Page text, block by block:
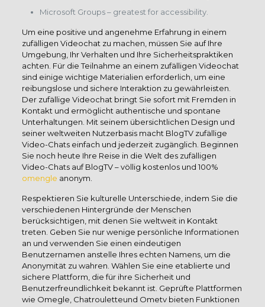
Microsoft Groups – greatest for accessibility.
Um eine positive und angenehme Erfahrung in einem
zufälligen Videochat zu machen, müssen Sie auf Ihre
Umgebung, Ihr Verhalten und Ihre Sicherheitspraktiken
achten. Für die Teilnahme an einem zufälligen Videochat
sind einige wichtige Materialien erforderlich, um eine
reibungslose und sichere Interaktion zu gewährleisten.
Der zufällige Videochat bringt Sie sofort mit Fremden in
Kontakt und ermöglicht authentische und spontane
Unterhaltungen. Mit seinem übersichtlichen Design und
seiner weltweiten Nutzerbasis macht BlogTV zufällige
Video-Chats einfach und jederzeit zugänglich. Beginnen
Sie noch heute Ihre Reise in die Welt des zufälligen
Video-Chats auf BlogTV – völlig kostenlos und 100%
omengle anonym.
Respektieren Sie kulturelle Unterschiede, indem Sie die
verschiedenen Hintergründe der Menschen
berücksichtigen, mit denen Sie weltweit in Kontakt
treten. Geben Sie nur wenige persönliche Informationen
an und verwenden Sie einen eindeutigen
Benutzernamen anstelle Ihres echten Namens, um die
Anonymität zu wahren. Wählen Sie eine etablierte und
sichere Plattform, die für ihre Sicherheit und
Benutzerfreundlichkeit bekannt ist. Geprüfte Plattformen
wie Omegle, Chatrouletteund Ometv bieten Funktionen